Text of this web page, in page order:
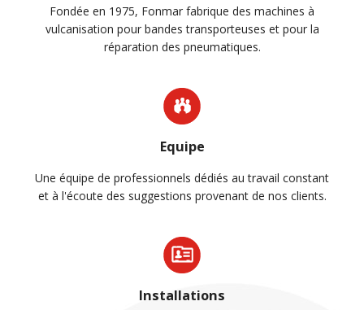
Fondée en 1975, Fonmar fabrique des machines à
vulcanisation pour bandes transporteuses et pour la
réparation des pneumatiques.
Equipe
Une équipe de professionnels dédiés au travail constant
et à l'écoute des suggestions provenant de nos clients.
Installations